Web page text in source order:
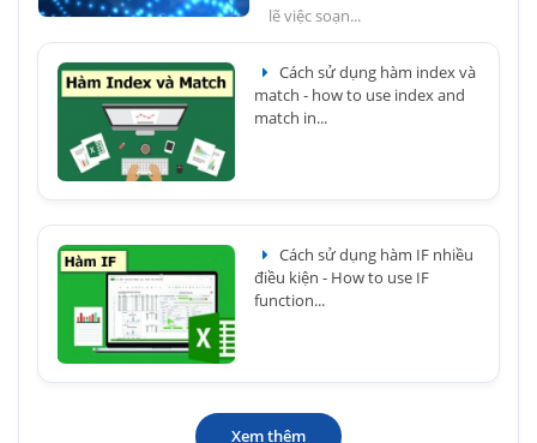
lẽ việc soạn...
Cách sử dụng hàm index và
match - how to use index and
match in...
Cách sử dụng hàm IF nhiều
điều kiện - How to use IF
function...
Xem thêm